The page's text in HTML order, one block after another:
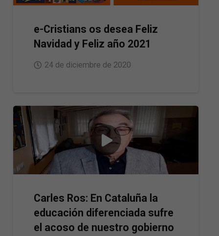
e-Cristians os desea Feliz
Navidad y Feliz año 2021
24 de diciembre de 2020
Carles Ros: En Cataluña la
educación diferenciada sufre
el acoso de nuestro gobierno